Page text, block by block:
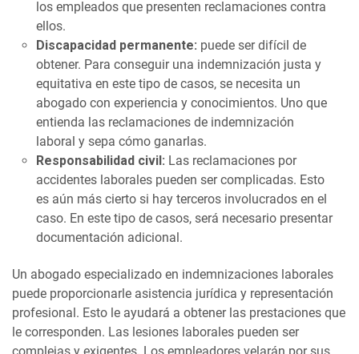
los empleados que presenten reclamaciones contra
ellos.
Discapacidad permanente: puede ser difícil de
obtener. Para conseguir una indemnización justa y
equitativa en este tipo de casos, se necesita un
abogado con experiencia y conocimientos. Uno que
entienda las reclamaciones de indemnización
laboral y sepa cómo ganarlas.
Responsabilidad civil: Las reclamaciones por
accidentes laborales pueden ser complicadas. Esto
es aún más cierto si hay terceros involucrados en el
caso. En este tipo de casos, será necesario presentar
documentación adicional.
Un abogado especializado en indemnizaciones laborales
puede proporcionarle asistencia jurídica y representación
profesional. Esto le ayudará a obtener las prestaciones que
le corresponden. Las lesiones laborales pueden ser